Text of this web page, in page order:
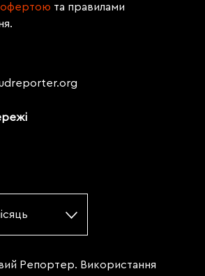
офертою та правилами
Репортер. Використання